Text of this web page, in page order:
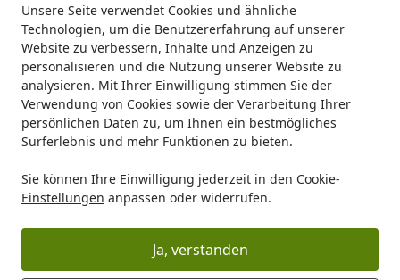
Unsere Seite verwendet Cookies und ähnliche
Technologien, um die Benutzererfahrung auf unserer
Website zu verbessern, Inhalte und Anzeigen zu
personalisieren und die Nutzung unserer Website zu
analysieren. Mit Ihrer Einwilligung stimmen Sie der
Verwendung von Cookies sowie der Verarbeitung Ihrer
persönlichen Daten zu, um Ihnen ein bestmögliches
Surferlebnis und mehr Funktionen zu bieten.
Sie können Ihre Einwilligung jederzeit in den Cookie-
Einstellungen anpassen oder widerrufen.
Ja, verstanden
Karibu Pools inkl. gratis Sandfilteranlage & Pool-
Starterset (Gesamtwert bis 468,99€)
Startseite
Marken Biohort Biohort StoreMax
Biohort StoreMax